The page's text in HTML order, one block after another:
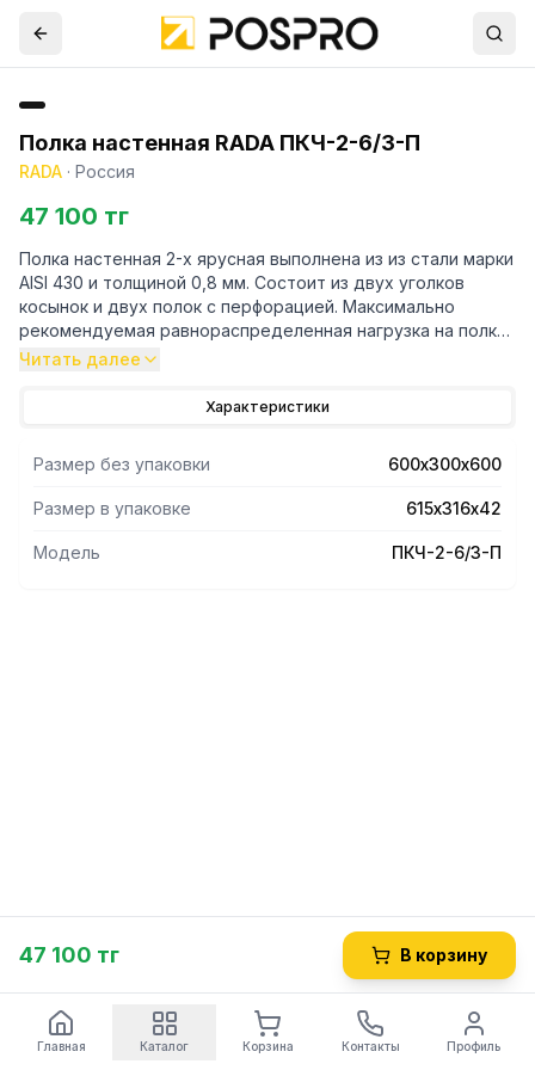
Полка настенная RADA ПКЧ-2-6/3-П
RADA · Россия
47 100 тг
Полка настенная 2-х ярусная выполнена из из стали марки
AISI 430 и толщиной 0,8 мм. Состоит из двух уголков
косынок и двух полок с перфорацией. Максимально
рекомендуемая равнораспределенная нагрузка на полку
- 40 кг. В упакованном виде изделие имеет габариты
Читать далее
Характеристики
Размер без упаковки 600х300х600
Размер в упаковке 615х316х42
Модель ПКЧ-2-6/3-П
47 100 тг В корзину
Главная Каталог Корзина Контакты Профиль